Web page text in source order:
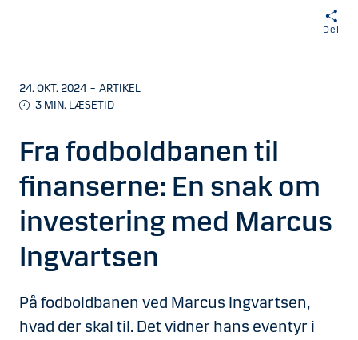
Del
24. OKT. 2024 – ARTIKEL
3 MIN. LÆSETID
Fra fodboldbanen til
finanserne: En snak om
investering med Marcus
Ingvartsen
På fodboldbanen ved Marcus Ingvartsen,
hvad der skal til. Det vidner hans eventyr i